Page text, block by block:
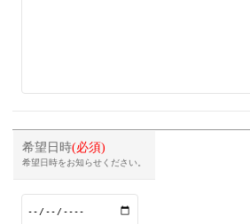
希望日時(必須)
希望日時をお知らせください。